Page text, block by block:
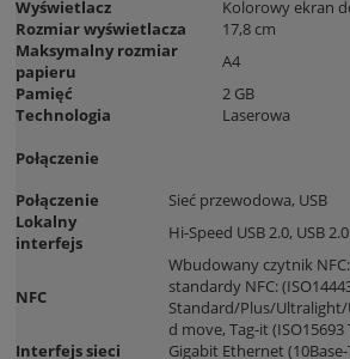
Wyświetlacz
Kolorowy ekran
Rozmiar wyświetlacza
17,8 cm
Maksymalny rozmiar
papieru
A4
Pamięć
2 GB
Technologia
Laserowa
Połączenie
Połączenie
Sieć przewodowa, USB
Lokalny
interfejs
Hi-Speed USB 2.0, USB
NFC
Wbudowany czytnik
standardy NFC:
Standard/Plus/
d move, Tag-it (ISO15693
Interfejs sieci
Gigabit Ethernet